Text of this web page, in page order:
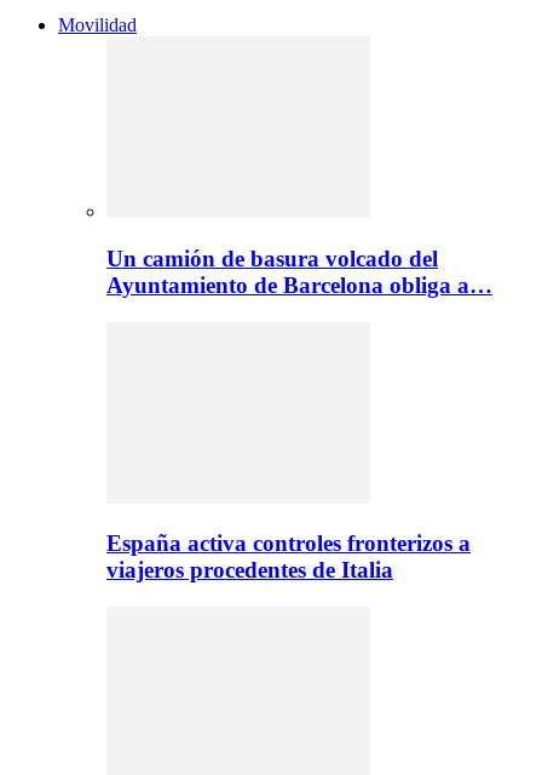
Movilidad
Un camión de basura volcado del
Ayuntamiento de Barcelona obliga a…
España activa controles fronterizos a
viajeros procedentes de Italia